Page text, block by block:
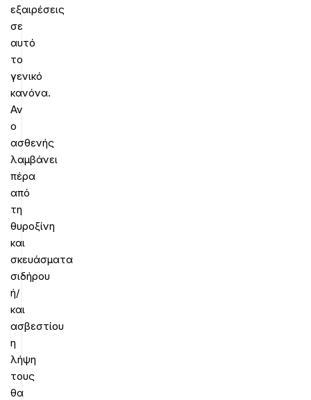
εξαιρέσεις
σε
αυτό
το
γενικό
κανόνα.
Αν
ο
ασθενής
λαμβάνει
πέρα
από
τη
θυροξίνη
και
σκευάσματα
σιδήρου
ή/
και
ασβεστίου
η
λήψη
τους
θα